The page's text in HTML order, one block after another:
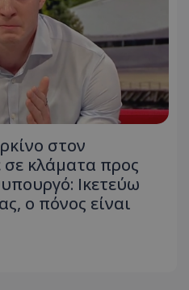
στον
κλάματα προς
Ικετεύω
ο πόνος είναι